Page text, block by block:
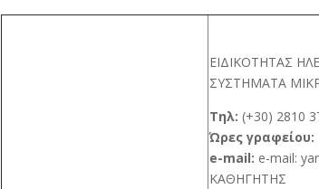
ΕΙΔΙΚΟΤΗΤΑΣ
ΣΥΣΤΗΜΑΤΑ
Τηλ: (+30) 2810
Ώρες γραφείου:
e-mail: e-mail:
ΚΑΘΗΓΗΤΗΣ